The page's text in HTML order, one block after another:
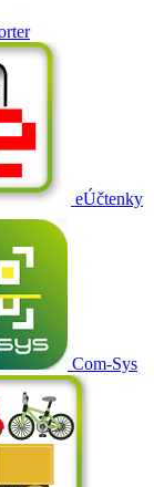
eÚčtenky
Com-Sys